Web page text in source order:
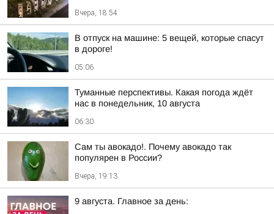
Вчера, 18:54
В отпуск на машине: 5 вещей, которые спасут
в дороге!
05:06
Туманные перспективы. Какая погода ждёт
нас в понедельник, 10 августа
06:30
Сам ты авокадо!. Почему авокадо так
популярен в России?
Вчера, 19:13
9 августа. Главное за день: